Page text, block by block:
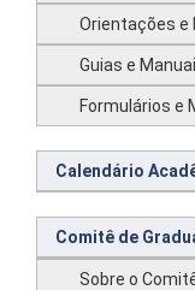
Orientações e
Guias e
Formulários e
Calendário
Comitê de
Sobre o